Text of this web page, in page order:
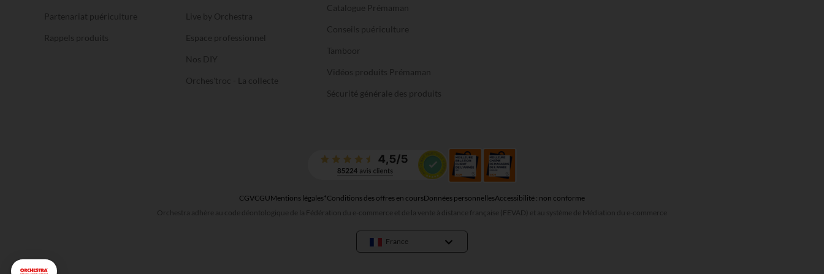
Partenariat puériculture
Rappels produits
Live by Orchestra
Espace professionnel
Nos DIY
Orches'troc - La collecte
Catalogue Prémaman
Conseils puériculture
Tamboor
Vidéos produits Prémaman
Sécurité générale des produits
CGVCGUMentions légales*Conditions des offres en coursDonnées personnellesAccessibilité : non conforme
Orchestra adhère au code déontologique de la Fédération du e-commerce et de la vente à distance française (FEVAD) et au système de Médiation du e-commerce
France